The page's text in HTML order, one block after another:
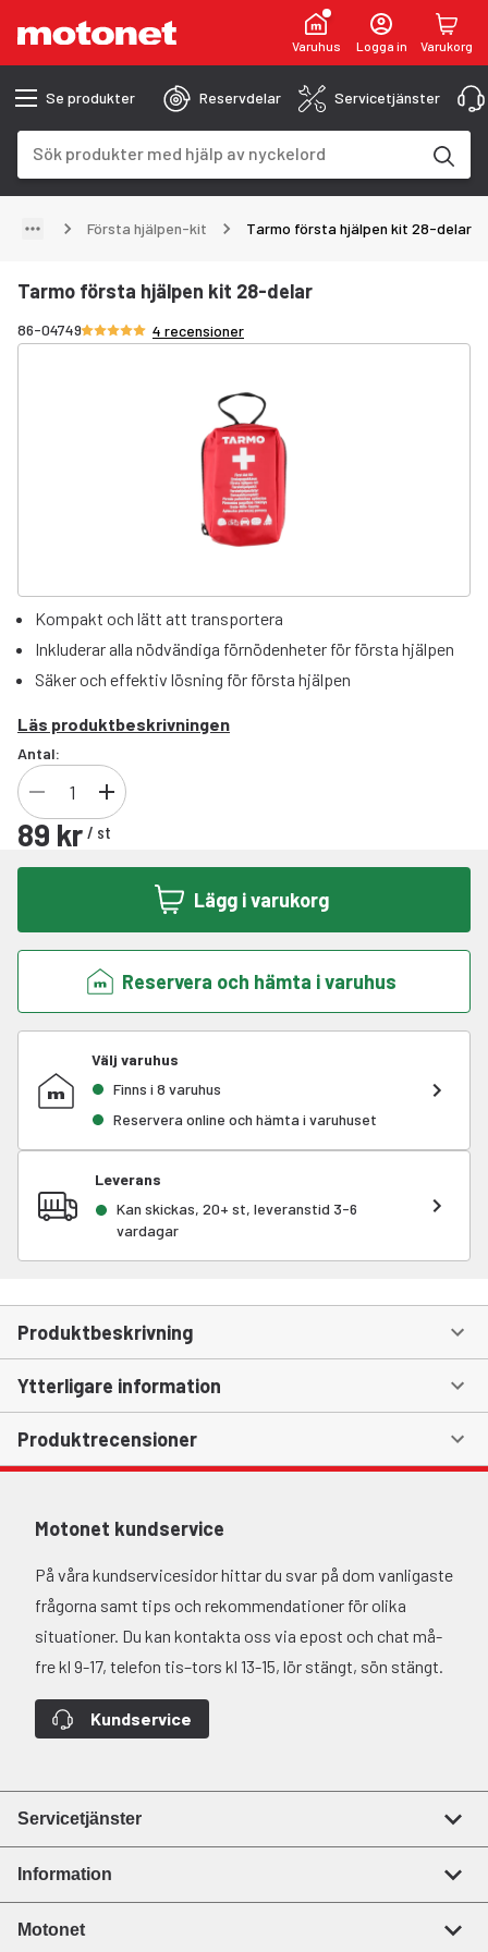
Varuhus Logga in Varukorg
Se produkter Reservdelar Servicetjänster
Första hjälpen-kit Tarmo första hjälpen kit 28-delar
Tarmo första hjälpen kit 28-delar
86-04749Betyg 4.8/5 stjärnor
4 recensioner
Kompakt och lätt att transportera
Inkluderar alla nödvändiga förnödenheter för första hjälpen
Säker och effektiv lösning för första hjälpen
Läs produktbeskrivningen
Antal:
89 kr / st
Lägg i varukorg
Reservera och hämta i varuhus
Välj varuhus
Finns i 8 varuhus
Reservera online och hämta i varuhuset
Leverans
Kan skickas, 20+ st, leveranstid 3-6
vardagar
Produktbeskrivning
Ytterligare information
Produktrecensioner
Motonet kundservice
På våra kundservicesidor hittar du svar på dom vanligaste
frågorna samt tips och rekommendationer för olika
situationer. Du kan kontakta oss via epost och chat må-
fre kl 9-17, telefon tis–tors kl 13-15, lör stängt, sön stängt.
Kundservice
Servicetjänster
Information
Motonet